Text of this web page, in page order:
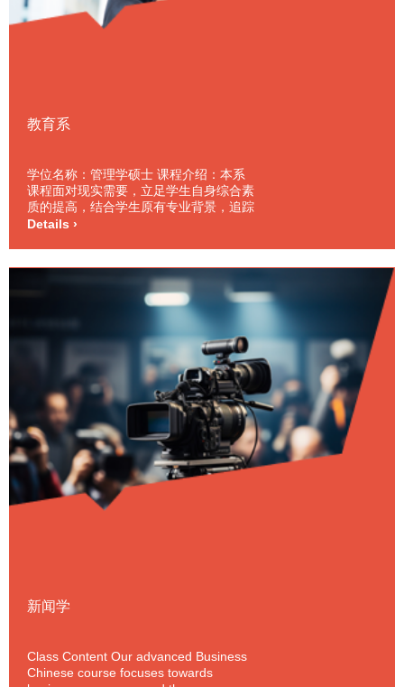
教育系
学位名称：管理学硕士 课程介绍：本系
课程面对现实需要，立足学生自身综合素
质的提高，结合学生原有专业背景，追踪
宏观与微观人力资源开发趋势，开设大量
整课时安排。此外，学生在本系还可以获
得学习法语，德语，英语的机会。
Details ›
新闻学
Class Content Our advanced Business
Chinese course focuses towards